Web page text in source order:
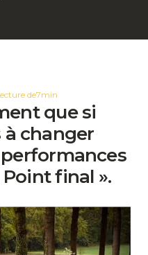
de7min
que si
changer
final ».